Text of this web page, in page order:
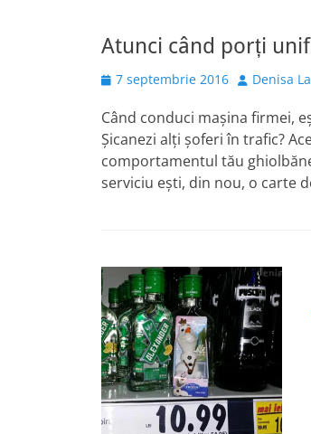
Atunci când porți
Posted
7 septembrie 2016 Author
Denisa
Când conduci mașina firmei,
Șicanezi alți șoferi în trafic?
comportamentul tău
serviciu ești, din nou, o carte